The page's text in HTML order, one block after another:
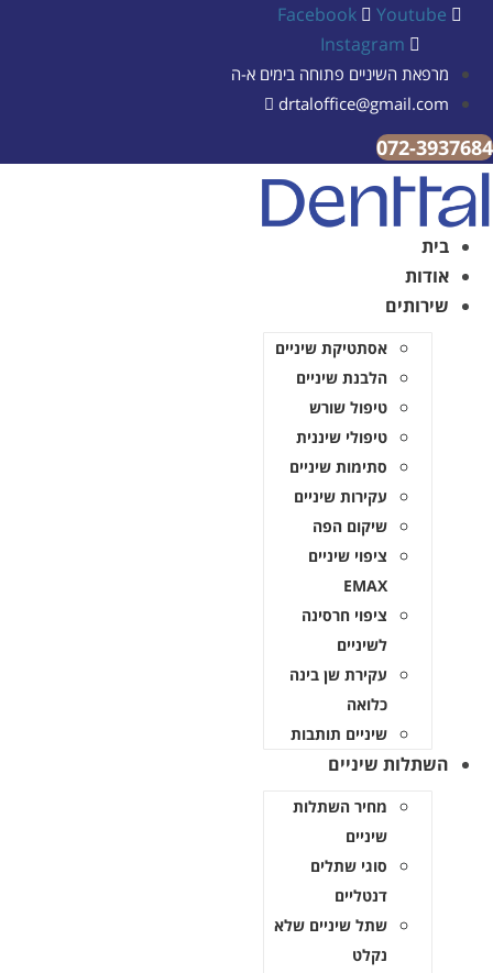
Facebook
Youtube
Instagram
מרפאת השיניים פתוחה בימים א-ה
drtaloffice@gmail.com
072-3937684
בית
אודות
שירותים
אסתטיקת שיניים
הלבנת שיניים
טיפול שורש
טיפולי שיננית
סתימות שיניים
עקירות שיניים
שיקום הפה
ציפוי שיניים
EMAX
ציפוי חרסינה
לשיניים
עקירת שן בינה
כלואה
שיניים תותבות
השתלות שיניים
מחיר השתלות
שיניים
סוגי שתלים
דנטליים
שתל שיניים שלא
נקלט